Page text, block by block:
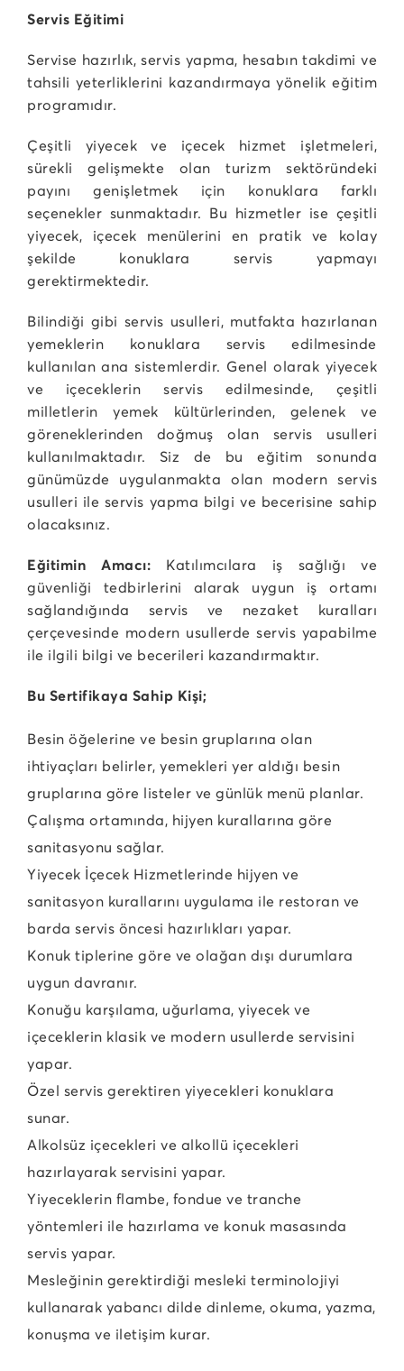
Servis Eğitimi
Servise hazırlık, servis yapma, hesabın takdimi ve
tahsili yeterliklerini kazandırmaya yönelik eğitim
programıdır.
Çeşitli yiyecek ve içecek hizmet işletmeleri,
sürekli gelişmekte olan turizm sektöründeki
payını genişletmek için konuklara farklı
seçenekler sunmaktadır. Bu hizmetler ise çeşitli
yiyecek, içecek menülerini en pratik ve kolay
şekilde konuklara servis yapmayı
gerektirmektedir.
Bilindiği gibi servis usulleri, mutfakta hazırlanan
yemeklerin konuklara servis edilmesinde
kullanılan ana sistemlerdir. Genel olarak yiyecek
ve içeceklerin servis edilmesinde, çeşitli
milletlerin yemek kültürlerinden, gelenek ve
göreneklerinden doğmuş olan servis usulleri
kullanılmaktadır. Siz de bu eğitim sonunda
günümüzde uygulanmakta olan modern servis
usulleri ile servis yapma bilgi ve becerisine sahip
olacaksınız.
Eğitimin Amacı: Katılımcılara iş sağlığı ve
güvenliği tedbirlerini alarak uygun iş ortamı
sağlandığında servis ve nezaket kuralları
çerçevesinde modern usullerde servis yapabilme
ile ilgili bilgi ve becerileri kazandırmaktır.
Bu Sertifikaya Sahip Kişi;
Besin öğelerine ve besin gruplarına olan
ihtiyaçları belirler, yemekleri yer aldığı besin
gruplarına göre listeler ve günlük menü planlar.
Çalışma ortamında, hijyen kurallarına göre
sanitasyonu sağlar.
Yiyecek İçecek Hizmetlerinde hijyen ve
sanitasyon kurallarını uygulama ile restoran ve
barda servis öncesi hazırlıkları yapar.
Konuk tiplerine göre ve olağan dışı durumlara
uygun davranır.
Konuğu karşılama, uğurlama, yiyecek ve
içeceklerin klasik ve modern usullerde servisini
yapar.
Özel servis gerektiren yiyecekleri konuklara
sunar.
Alkolsüz içecekleri ve alkollü içecekleri
hazırlayarak servisini yapar.
Yiyeceklerin flambe, fondue ve tranche
yöntemleri ile hazırlama ve konuk masasında
servis yapar.
Mesleğinin gerektirdiği mesleki terminolojiyi
kullanarak yabancı dilde dinleme, okuma, yazma,
konuşma ve iletişim kurar.